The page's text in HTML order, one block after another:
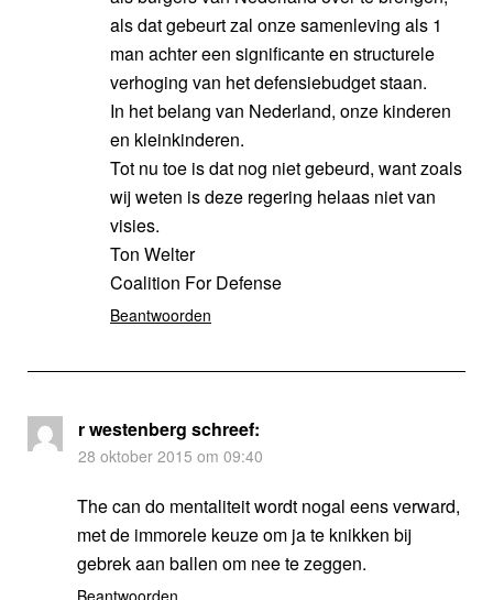
als dat gebeurt zal onze samenleving als 1
man achter een significante en structurele
verhoging van het defensiebudget staan.
In het belang van Nederland, onze kinderen
en kleinkinderen.
Tot nu toe is dat nog niet gebeurd, want zoals
wij weten is deze regering helaas niet van
visies.
Ton Welter
Coalition For Defense
Beantwoorden
r westenberg schreef:
28 oktober 2015 om 09:40
The can do mentaliteit wordt nogal eens verward,
met de immorele keuze om ja te knikken bij
gebrek aan ballen om nee te zeggen.
Beantwoorden